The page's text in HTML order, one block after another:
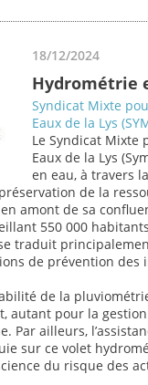
18/12/2024
Hydrométrie
Syndicat Mixte
Eaux de la Lys
Le Syndicat Mixte
Eaux de la Lys
en eau, à travers
de la
amont de sa
550 000
traduit
de prévention des
de la
autant pour la
Par ailleurs,
sur ce volet
du risque des